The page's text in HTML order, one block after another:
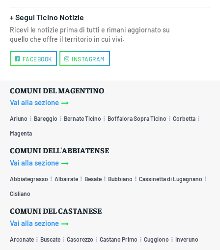
+ Segui Ticino Notizie
Ricevi le notizie prima di tutti e rimani aggiornato su
quello che offre il territorio in cui vivi.
FACEBOOK INSTAGRAM
COMUNI DEL MAGENTINO
Vai alla sezione
Arluno Bareggio Bernate Ticino Boffalora Sopra Ticino Corbetta
Magenta
COMUNI DELL'ABBIATENSE
Vai alla sezione
Abbiategrasso Albairate Besate Bubbiano Cassinetta di Lugagnano
Cisliano
COMUNI DEL CASTANESE
Vai alla sezione
Arconate Buscate Casorezzo Castano Primo Cuggiono Inveruno